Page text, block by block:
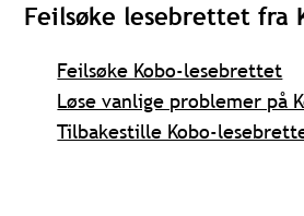
Feilsøke lesebrettet fra
Feilsøke Kobo-lesebrettet
Løse vanlige problemer på
Tilbakestille Kobo-